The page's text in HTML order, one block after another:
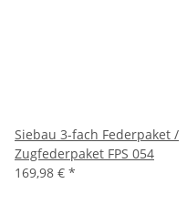
Siebau 3-fach Federpaket /
Zugfederpaket FPS 054
169,98 € *